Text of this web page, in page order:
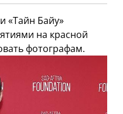
«Тайн Байу»
на красной
фотографам.